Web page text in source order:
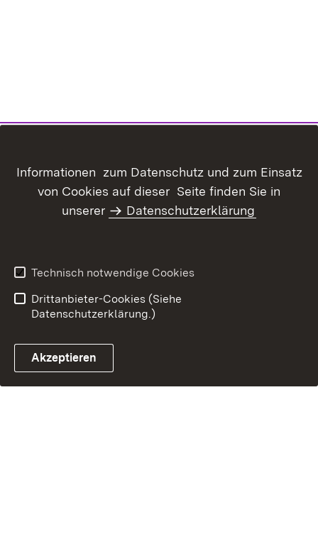
Barrierefreiheit
Benutzungshinweise
Impressum
Informationen zum Datenschutz und zum Einsatz
von Cookies auf dieser Seite finden Sie in
unserer
Datenschutzerklärung
Technisch notwendige Cookies
Drittanbieter-Cookies (Siehe
Datenschutzerklärung.)
Akzeptieren